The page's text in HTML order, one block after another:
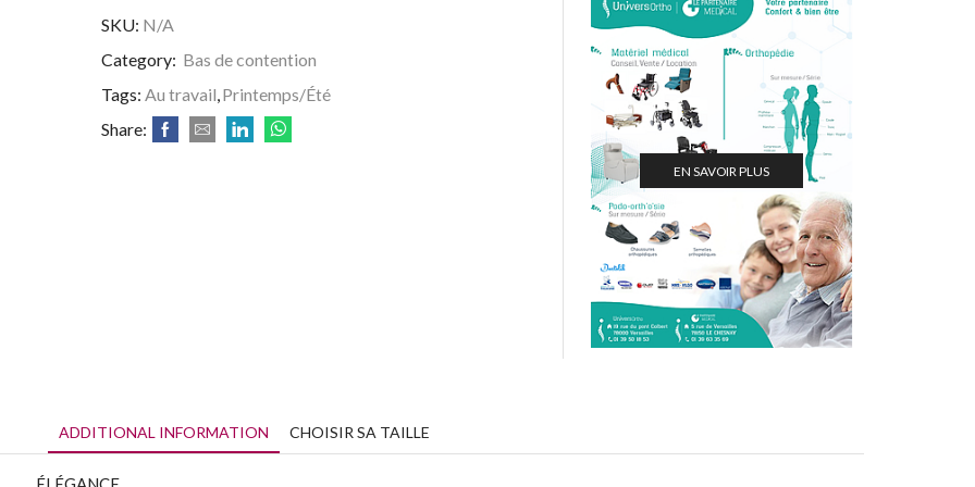
SKU: N/A
Category: Bas de contention
Tags: Au travail,Printemps/Été
Share:
EN SAVOIR PLUS
ADDITIONAL INFORMATION CHOISIR SA TAILLE